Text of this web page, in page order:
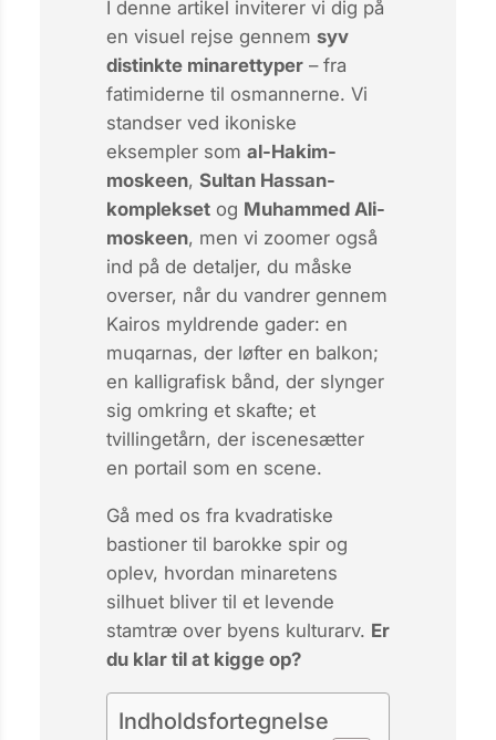
I denne artikel inviterer vi dig på
en visuel rejse gennem syv
distinkte minarettyper– fra
fatimiderne til osmannerne. Vi
standser ved ikoniske
eksempler som al-Hakim-
moskeen, Sultan Hassan-
kompleksetog Muhammed Ali-
moskeen, men vi zoomer også
ind på de detaljer, du måske
overser, når du vandrer gennem
Kairos myldrende gader: en
muqarnas, der løfter en balkon;
en kalligrafisk bånd, der slynger
sig omkring et skafte; et
tvillingetårn, der iscenesætter
en portail som en scene.
Gå med os fra kvadratiske
bastioner til barokke spir og
oplev, hvordan minaretens
silhuetbliver til et levende
stamtræ over byens kulturarv. Er
du klar til at kigge op?
Indholdsfortegnelse